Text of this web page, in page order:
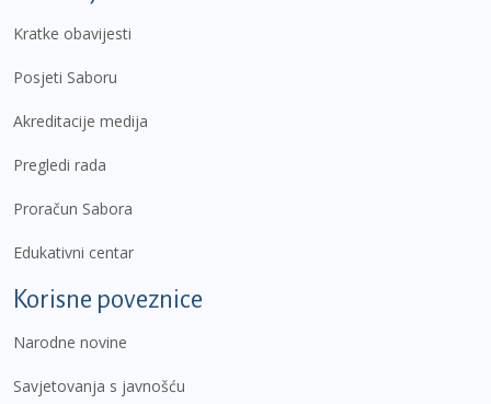
Kratke obavijesti
Posjeti Saboru
Akreditacije medija
Pregledi rada
Proračun Sabora
Edukativni centar
Korisne poveznice
Narodne novine
Savjetovanja s javnošću